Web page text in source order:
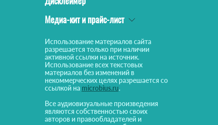
Медиа-кит и прайс-лист
Использование материалов сайта
разрешается только при наличии
активной ссылки на источник.
Использование всех текстовых
материалов без изменений в
некоммерческих целях разрешается со
ссылкой на microbius.ru.
Все аудиовизуальные произведения
являются собственностью своих
авторов и правообладателей и